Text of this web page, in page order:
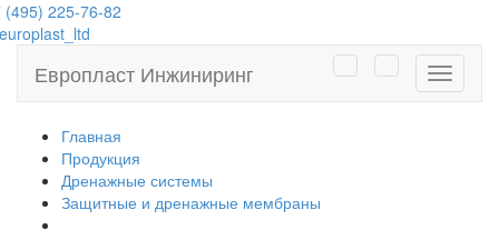
(495) 225-76-82
Европласт Инжиниринг
Главная
Продукция
Дренажные системы
Защитные и дренажные мембраны